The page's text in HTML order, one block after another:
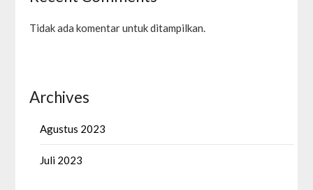
Tidak ada komentar untuk ditampilkan.
Archives
Agustus 2023
Juli 2023